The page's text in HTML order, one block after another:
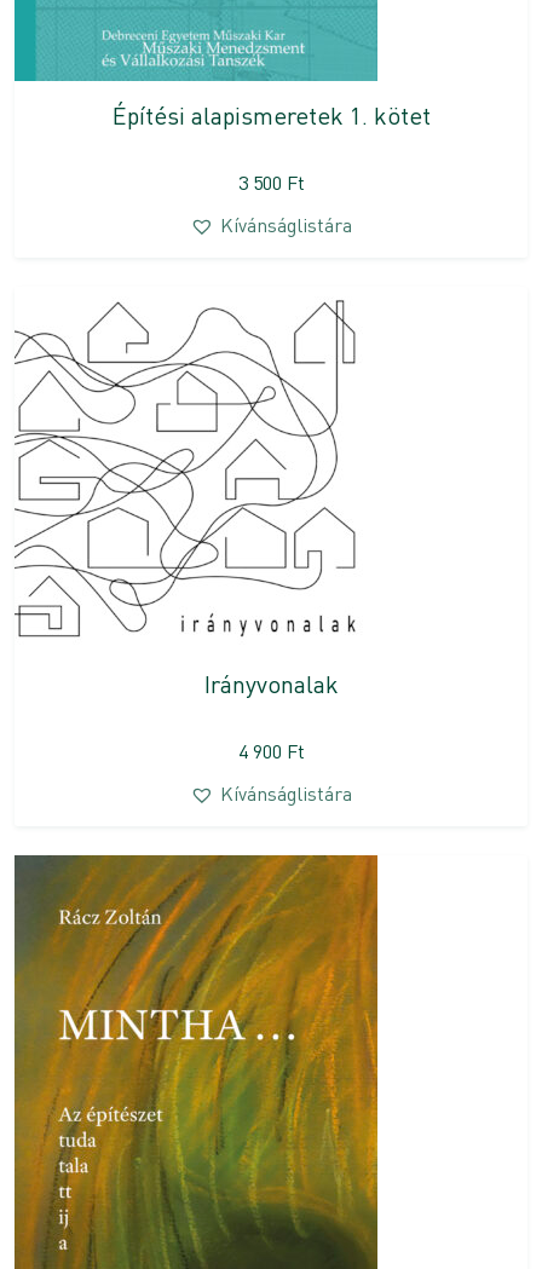
Építési alapismeretek 1. kötet
3 500 Ft
Kívánságlistára
Irányvonalak
4 900 Ft
Kívánságlistára